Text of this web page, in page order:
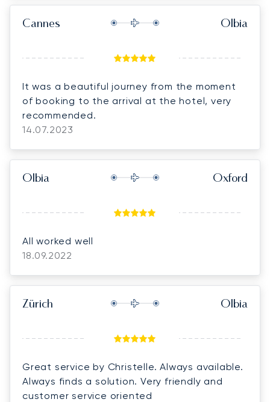
Cannes Olbia
It was a beautiful journey from the moment
of booking to the arrival at the hotel, very
recommended.
14.07.2023
Olbia Oxford
All worked well
18.09.2022
Zürich Olbia
Great service by Christelle. Always available.
Always finds a solution. Very friendly and
customer service oriented